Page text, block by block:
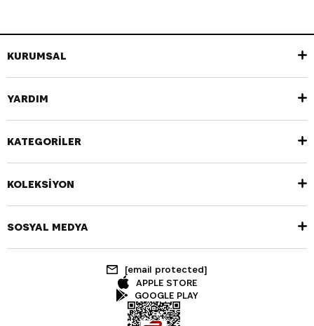
KURUMSAL
YARDIM
KATEGORİLER
KOLEKSİYON
SOSYAL MEDYA
[email protected]
APPLE STORE
GOOGLE PLAY